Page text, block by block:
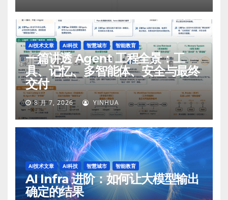
AI技术文章 AI科技 智慧城市 智能教育
一篇讲透 Agent 工程全景：工
具、记忆、多智能体、安全与最终
交付
8 月 7, 2026 YINHUA
AI技术文章 AI科技 智慧城市 智能教育
AI Infra 进阶：如何让大模型输出
确定的结果